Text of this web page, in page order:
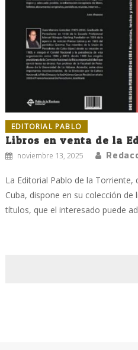
EDITORIAL PABLO
Libros en venta de la
noviembre 13, 2025
La Editorial Pablo de la Torriente,
Cuba, dispone en su colección de
títulos, que el interesado puede